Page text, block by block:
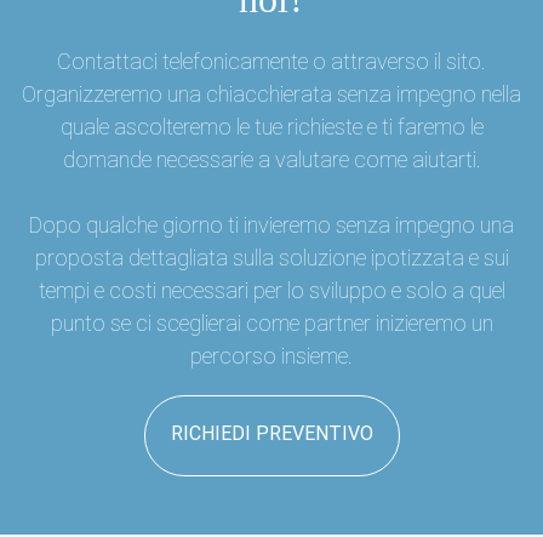
Contattaci telefonicamente o attraverso il sito.
Organizzeremo una chiacchierata senza impegno nella
quale ascolteremo le tue richieste e ti faremo le
domande necessarie a valutare come aiutarti.
Dopo qualche giorno ti invieremo senza impegno una
proposta dettagliata sulla soluzione ipotizzata e sui
tempi e costi necessari per lo sviluppo e solo a quel
punto se ci sceglierai come partner inizieremo un
percorso insieme.
RICHIEDI PREVENTIVO